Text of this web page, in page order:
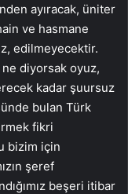
ayıracak, üniter
ve hasmane
edilmeyecektir.
diyorsak oyuz,
kadar şuursuz
bulan Türk
fikri
bizim için
şeref
beşeri itibar